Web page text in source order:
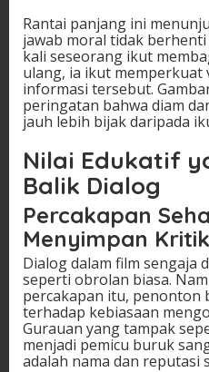
Rantai panjang ini
jawab moral tidak
kali seseorang ikut
ulang, ia ikut memperkuat
informasi tersebut.
peringatan bahwa diam
jauh lebih bijak daripada
Nilai Edukatif
Balik Dialog
Percakapan
Menyimpan
Dialog dalam film sengaja
seperti obrolan biasa.
percakapan itu, penonton
terhadap kebiasaan
Gurauan yang tampak
menjadi pemicu buruk
adalah nama dan reputasi